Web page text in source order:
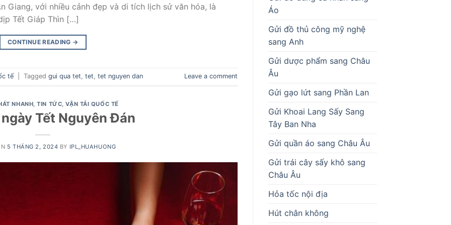
Giang, với nhiều cảnh đẹp và di tích lịch sử văn hóa, là
Tết Giáp Thìn […]
CONTINUE READING →
tế Tagged gui qua tet, tet, tet nguyen dan Leave a comment
NHANH,TIN TỨC,VẬN TẢI QUỐC TẾ
Tết Nguyên Đán
5 THÁNG 2, 2024 BY IPL_HUAHUONG
Áo
Gửi đồ thủ công mỹ nghệ
sang Anh
Gửi dược phẩm sang Châu
Âu
Gửi gạo lứt sang Phần Lan
Gửi Khoai Lang Sấy Sang
Tây Ban Nha
Gửi quần áo sang Châu Âu
Gửi trái cây sấy khô sang
Châu Âu
Hỏa tốc nội địa
Hút chân không